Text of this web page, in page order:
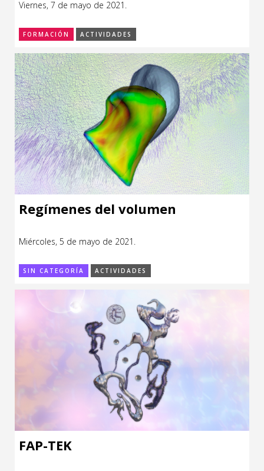
Espacio itinerante de lectura infantil
Formación
Género y Diversidad
Infantil y Juvenil
Letras
Medio Ambiente
Música
Sin categoría
Viernes, 7 de mayo de 2021.
FORMACIÓN ACTIVIDADES
Regímenes del volumen
Miércoles, 5 de mayo de 2021.
SIN CATEGORÍA ACTIVIDADES
FAP-TEK